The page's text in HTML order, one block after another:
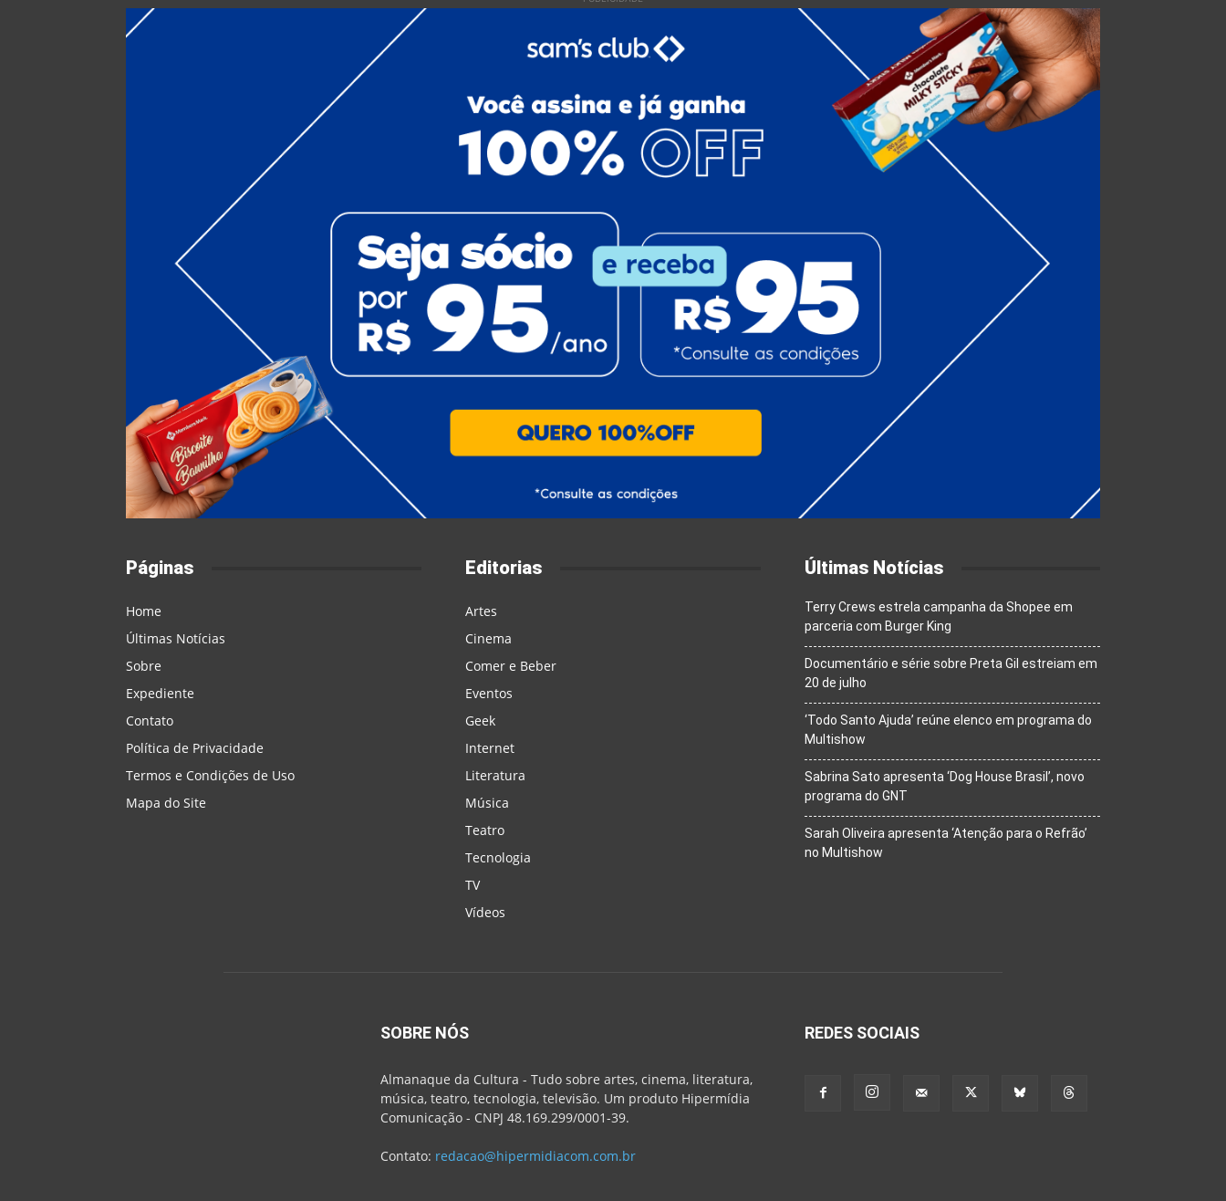
Páginas
Home
Últimas Notícias
Sobre
Expediente
Contato
Política de Privacidade
Termos e Condições de Uso
Mapa do Site
Editorias
Artes
Cinema
Comer e Beber
Eventos
Geek
Internet
Literatura
Música
Teatro
Tecnologia
TV
Vídeos
Últimas Notícias
Terry Crews estrela campanha da Shopee em
parceria com Burger King
Documentário e série sobre Preta Gil estreiam em
20 de julho
‘Todo Santo Ajuda’ reúne elenco em programa do
Multishow
Sabrina Sato apresenta ‘Dog House Brasil’, novo
programa do GNT
Sarah Oliveira apresenta ‘Atenção para o Refrão’
no Multishow
SOBRE NÓS
Almanaque da Cultura - Tudo sobre artes, cinema, literatura,
música, teatro, tecnologia, televisão. Um produto Hipermídia
Comunicação - CNPJ 48.169.299/0001-39.
Contato: redacao@hipermidiacom.com.br
REDES SOCIAIS